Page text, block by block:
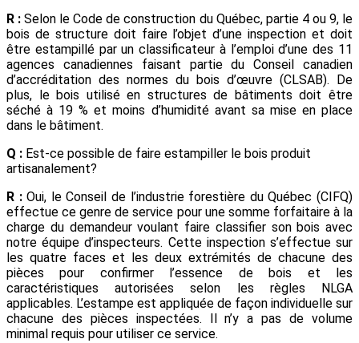
R : Selon le Code de construction du Québec, partie 4 ou 9, le
bois de structure doit faire l’objet d’une inspection et doit
être estampillé par un classificateur à l’emploi d’une des 11
agences canadiennes faisant partie du Conseil canadien
d’accréditation des normes du bois d’œuvre (CLSAB). De
plus, le bois utilisé en structures de bâtiments doit être
séché à 19 % et moins d’humidité avant sa mise en place
dans le bâtiment.
Q : Est-ce possible de faire estampiller le bois produit
artisanalement?
R :Oui, le Conseil de l’industrie forestière du Québec (CIFQ)
effectue ce genre de service pour une somme forfaitaire à la
charge du demandeur voulant faire classifier son bois avec
notre équipe d’inspecteurs. Cette inspection s’effectue sur
les quatre faces et les deux extrémités de chacune des
pièces pour confirmer l’essence de bois et les
caractéristiques autorisées selon les règles NLGA
applicables. L’estampe est appliquée de façon individuelle sur
chacune des pièces inspectées. Il n’y a pas de volume
minimal requis pour utiliser ce service.